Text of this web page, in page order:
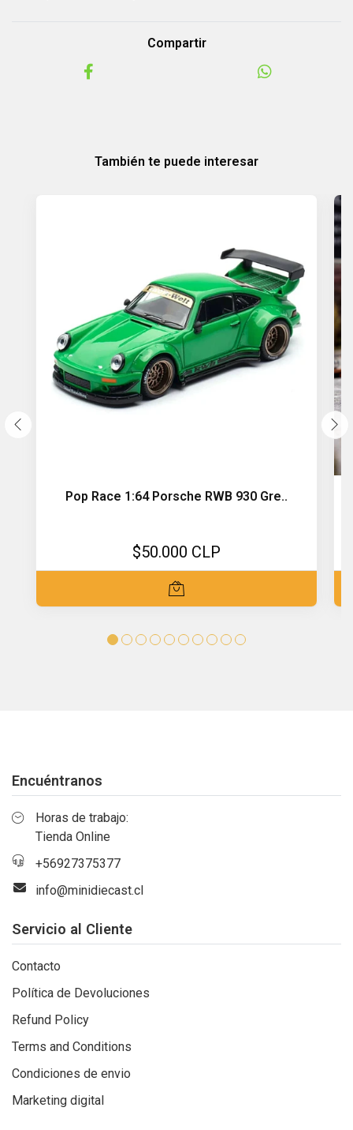
Compartir
También te puede interesar
Pop Race 1:64 Porsche RWB 930 Gre..
$50.000 CLP
Encuéntranos
Horas de trabajo:
Tienda Online
+56927375377
info@minidiecast.cl
Servicio al Cliente
Contacto
Política de Devoluciones
Refund Policy
Terms and Conditions
Condiciones de envio
Marketing digital